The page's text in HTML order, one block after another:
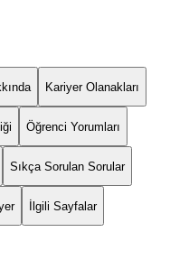
Kariyer Olanakları
Öğrenci Yorumları
Sıkça Sorulan Sorular
İlgili Sayfalar